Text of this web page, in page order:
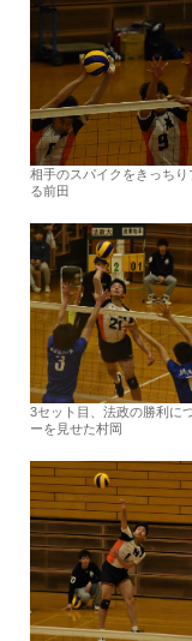
相手のスパイクをきっちり
る前田
3セット目、法政の勝利に
ーを見せた村岡